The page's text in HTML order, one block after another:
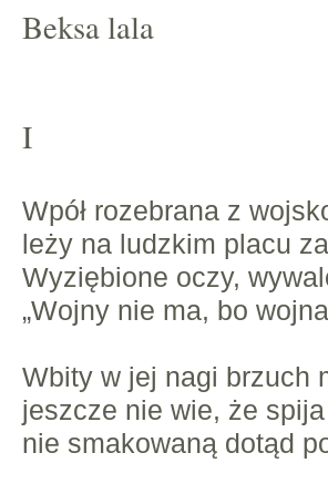
Beksa lala
I
Wpół rozebrana z
leży na ludzkim placu
Wyziębione oczy,
„Wojny nie ma, bo
Wbity w jej nagi brzuch
jeszcze nie wie, że
nie smakowaną dotąd